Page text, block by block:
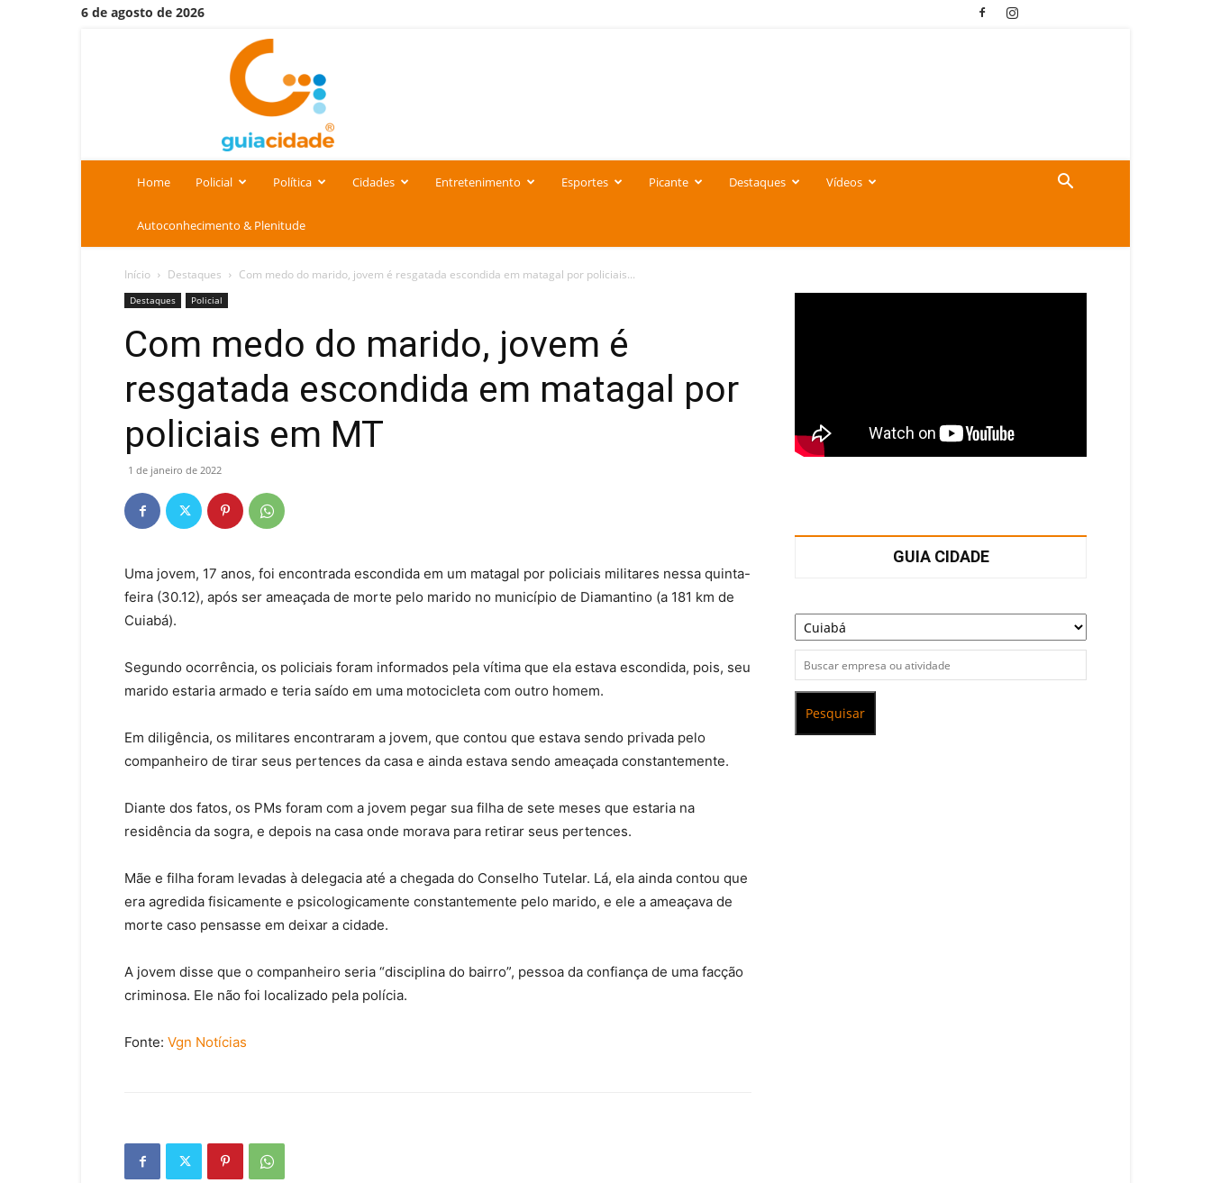
6 de agosto de 2026
Home Policial Política Cidades Entretenimento Esportes Picante Destaques Vídeos
Autoconhecimento & Plenitude
Início Destaques Com medo do marido, jovem é resgatada escondida em matagal por policiais...
Destaques Policial
Com medo do marido, jovem é
resgatada escondida em matagal por
policiais em MT
1 de janeiro de 2022
Uma jovem, 17 anos, foi encontrada escondida em um matagal por policiais militares nessa quinta-
feira (30.12), após ser ameaçada de morte pelo marido no município de Diamantino (a 181 km de
Cuiabá).
Segundo ocorrência, os policiais foram informados pela vítima que ela estava escondida, pois, seu
marido estaria armado e teria saído em uma motocicleta com outro homem.
Em diligência, os militares encontraram a jovem, que contou que estava sendo privada pelo
companheiro de tirar seus pertences da casa e ainda estava sendo ameaçada constantemente.
Diante dos fatos, os PMs foram com a jovem pegar sua filha de sete meses que estaria na
residência da sogra, e depois na casa onde morava para retirar seus pertences.
Mãe e filha foram levadas à delegacia até a chegada do Conselho Tutelar. Lá, ela ainda contou que
era agredida fisicamente e psicologicamente constantemente pelo marido, e ele a ameaçava de
morte caso pensasse em deixar a cidade.
A jovem disse que o companheiro seria “disciplina do bairro”, pessoa da confiança de uma facção
criminosa. Ele não foi localizado pela polícia.
Fonte: Vgn Notícias
GUIA CIDADE
Pesquisar